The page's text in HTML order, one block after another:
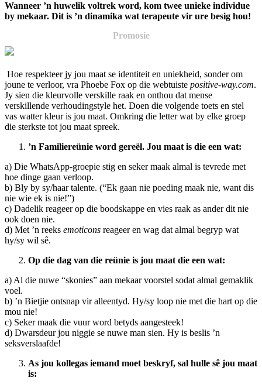
Wanneer ’n huwelik voltrek word, kom twee unieke individue
by mekaar. Dit is ’n dinamika wat terapeute vir ure besig hou!
Promosie
Hoe respekteer jy jou maat se identiteit en uniekheid, sonder om
joune te verloor, vra Phoebe Fox op die webtuiste positive-way.com.
Jy sien die kleurvolle verskille raak en onthou dat mense
verskillende verhoudingstyle het. Doen die volgende toets en stel
vas watter kleur is jou maat. Omkring die letter wat by elke groep
die sterkste tot jou maat spreek.
’n Familiereünie word gereël. Jou maat is die een wat:
a) Die WhatsApp-groepie stig en seker maak almal is tevrede met
hoe dinge gaan verloop.
b) Bly by sy/haar talente. (“Ek gaan nie poeding maak nie, want dis
nie wie ek is nie!”)
c) Dadelik reageer op die boodskappe en vies raak as ander dit nie
ook doen nie.
d) Met ’n reeks emoticons reageer en wag dat almal begryp wat
hy/sy wil sê.
Op die dag van die reünie is jou maat die een wat:
a) Al die nuwe “skonies” aan mekaar voorstel sodat almal gemaklik
voel.
b) ’n Bietjie ontsnap vir alleentyd. Hy/sy loop nie met die hart op die
mou nie!
c) Seker maak die vuur word betyds aangesteek!
d) Dwarsdeur jou niggie se nuwe man sien. Hy is beslis ’n
seksverslaafde!
As jou kollegas iemand moet beskryf, sal hulle sê jou maat
is: